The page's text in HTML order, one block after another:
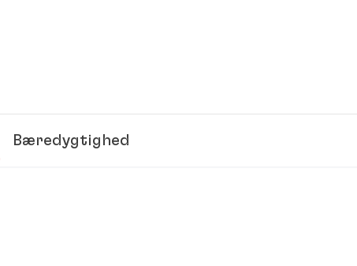
Bæredygtighed